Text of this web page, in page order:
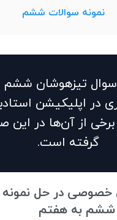
نمونه سوالات ششم
سوال تیزهوشان
در اپلیکیشن
از آن‌ها در این
گرفته است.
در حل نمونه
ششم به هفتم